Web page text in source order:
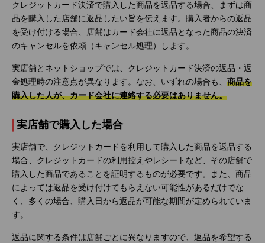
クレジットカード決済で購入した商品を返品する場合、まずは商
品を購入した店舗に返品したい旨を伝えます。購入者からの返品
を受け付ける場合、店舗はカード会社に返品となった商品の決済
のキャンセルを依頼（キャンセル処理）します。
実店舗とネットショップでは、クレジットカード決済の返品・返
金処理時の注意点が異なります。なお、いずれの場合も、 商品を
購入した人が、カード会社に連絡する必要はありません。
実店舗で購入した場合
実店舗で、クレジットカードを利用して購入した商品を返品する
場合、クレジットカードの利用控えやレシートなど、その店舗で
購入した商品であることを証明するものが必要です。また、商品
によっては返品を受け付けてもらえない可能性があるだけでな
く、多くの場合、購入日から返品が可能な期間が定められていま
す。
返品に関する条件は店舗ごとに異なりますので、返品を希望する